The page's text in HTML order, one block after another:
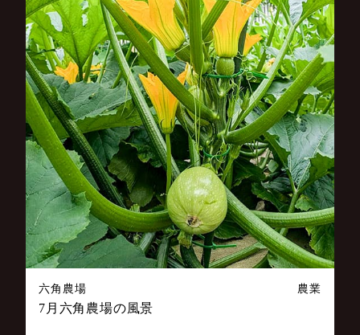
六角農場 農業
7月六角農場の風景